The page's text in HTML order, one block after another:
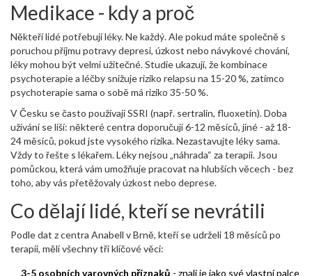
Medikace - kdy a proč
Někteří lidé potřebují léky. Ne každý. Ale pokud máte společně s
poruchou příjmu potravy depresi, úzkost nebo návykové chování,
léky mohou být velmi užitečné. Studie ukazují, že kombinace
psychoterapie a léčby snižuje riziko relapsu na 15-20 %, zatímco
psychoterapie sama o sobě má riziko 35-50 %.
V Česku se často používají SSRI (např. sertralin, fluoxetin). Doba
užívání se liší: některé centra doporučují 6-12 měsíců, jiné - až 18-
24 měsíců, pokud jste vysokého rizika. Nezastavujte léky sama.
Vždy to řešte s lékařem. Léky nejsou „náhrada“ za terapii. Jsou
pomůckou, která vám umožňuje pracovat na hlubších věcech - bez
toho, aby vás přetěžovaly úzkost nebo deprese.
Co dělají lidé, kteří se nevrátili
Podle dat z centra Anabell v Brně, kteří se udrželi 18 měsíců po
terapii, měli všechny tři klíčové věci:
3-5 osobních varovných příznaků - znali je jako své vlastní palce